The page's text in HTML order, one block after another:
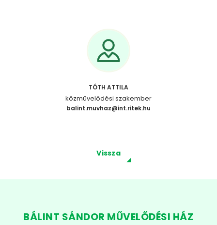
TÓTH ATTILA
közművelődési szakember
balint.muvhaz@int.ritek.hu
Vissza
BÁLINT SÁNDOR MŰVELŐDÉSI HÁZ